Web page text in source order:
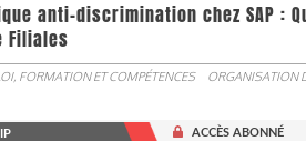
anti-discrimination chez SAP :
Filiales
FORMATION ET COMPÉTENCES ORGANISATION
ACCÈS ABONNÉ